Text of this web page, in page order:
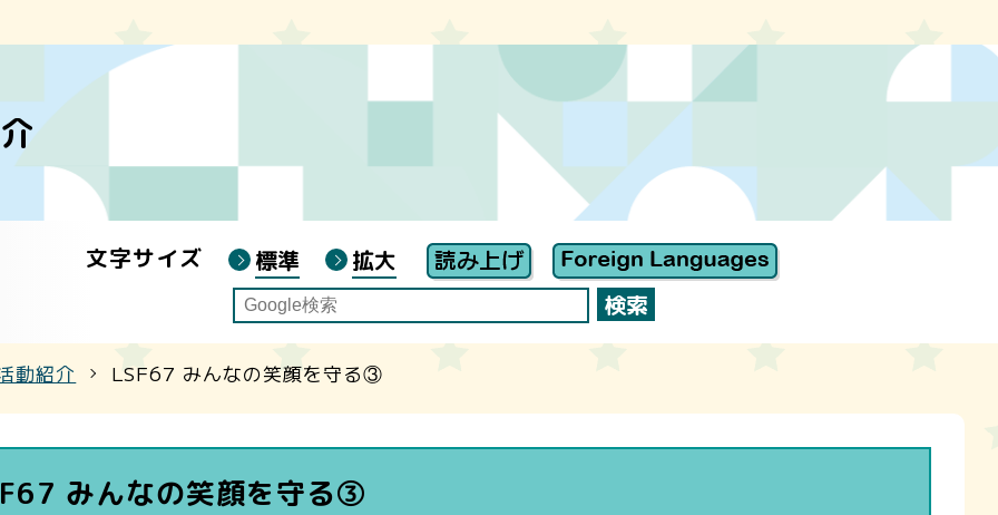
主催講座
連携講座
宅受講とは？
山地区教養講座入力フォーム
まの魅力」オンライン自宅受講
まの暮らし再発見」オンライン自宅受
要・機能等）
申込方法
ター学遊祭
通案内
文字サイズ 標準 拡大
動紹介 LSF67 みんなの笑顔を守る③
みんなの笑顔を守る③